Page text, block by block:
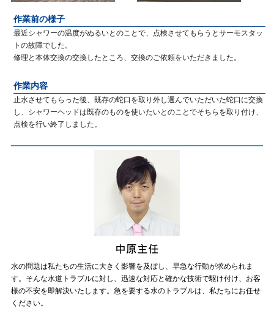
作業前の様子
最近シャワーの温度がぬるいとのことで、点検させてもらうとサーモスタッ
トの故障でした。
修理と本体交換の交換したところ、交換のご依頼をいただきました。
作業内容
止水させてもらった後、既存の蛇口を取り外し選んでいただいた蛇口に交換
し、シャワーヘッドは既存のものを使いたいとのことでそちらを取り付け、
点検を行い終了しました。
水の問題は私たちの生活に大きく影響を及ぼし、早急な行動が求められま
す。そんな水道トラブルに対し、迅速な対応と確かな技術で駆け付け、お客
様の不安を即解決いたします。急を要する水のトラブルは、私たちにお任せ
ください。